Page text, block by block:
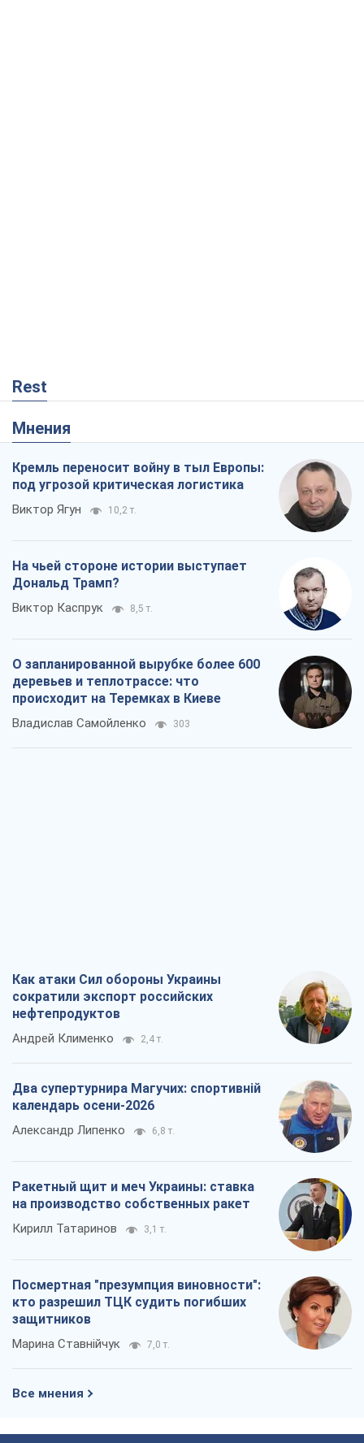
Rest
Мнения
Кремль переносит войну в тыл Европы:
под угрозой критическая логистика
Виктор Ягун 10,2 т.
На чьей стороне истории выступает
Дональд Трамп?
Виктор Каспрук 8,5 т.
О запланированной вырубке более 600
деревьев и теплотрассе: что
происходит на Теремках в Киеве
Владислав Самойленко 303
Как атаки Сил обороны Украины
сократили экспорт российских
нефтепродуктов
Андрей Клименко 2,4 т.
Два супертурнира Магучих: спортивній
календарь осени-2026
Александр Липенко 6,8 т.
Ракетный щит и меч Украины: ставка
на производство собственных ракет
Кирилл Татаринов 3,1 т.
Посмертная "презумпция виновности":
кто разрешил ТЦК судить погибших
защитников
Марина Ставнійчук 7,0 т.
Все мнения